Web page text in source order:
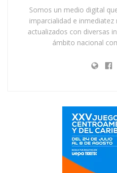
Somos un medio digital
imparcialidad e
actualizados con diversas
ámbito nacional